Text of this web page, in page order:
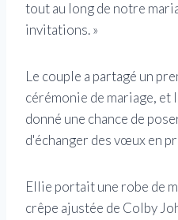
tout au long de notre
invitations. »
Le couple a partagé un
cérémonie de mariage, et
donné une chance de
d'échanger des vœux en
Ellie portait une robe de
crêpe ajustée de Colby